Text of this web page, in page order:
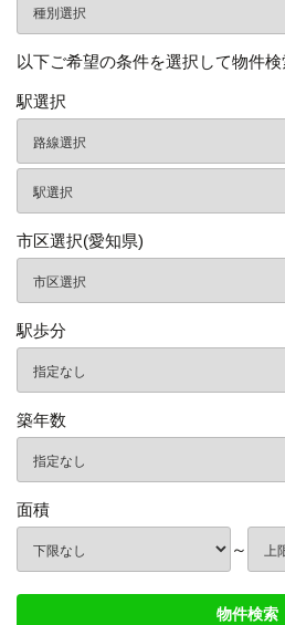
以下ご希望の条件を選択して物件
駅選択
市区選択(愛知県)
駅歩分
築年数
面積
～